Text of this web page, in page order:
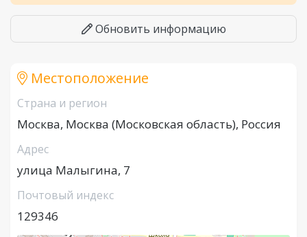
Обновить информацию
Местоположение
Страна и регион
Москва, Москва (Московская область), Россия
Адрес
улица Малыгина, 7
Почтовый индекс
129346